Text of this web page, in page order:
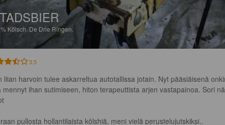
Kölsch. De Drie Ringen.
3.5
liian harvoin tulee askarreltua autotallissa jotain. Nyt pääsiäisenä
mennyt ihan sutimiseen, hiton terapeuttista arjen vastapainoa. Sori
pullosta hollantilaista kölshiä, meni vielä perustelujutskiksi..